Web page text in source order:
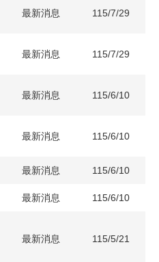
最新消息 115/7/29
最新消息 115/7/29
最新消息 115/6/10
最新消息 115/6/10
最新消息 115/6/10
最新消息 115/6/10
最新消息 115/5/21